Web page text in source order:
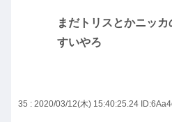
まだトリスとかニッ
すいやろ
35 : 2020/03/12(木) 15:40:25.24